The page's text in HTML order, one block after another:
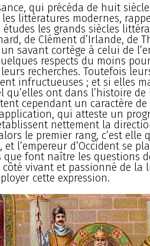
qui précéda de huit
littératures modernes,
les grands siècles
de Clément d’Irlande, de
savant cortège à celui de
respects du moins
recherches. Toutefois
infructueuses ; et si elles
ont dans l’histoire de
cependant un caractère de
qui atteste un
nettement la
le premier rang, c’est elle
et l’empereur d’Occident se
que font naître les questions
côté vivant et passionné de la
cette expression.